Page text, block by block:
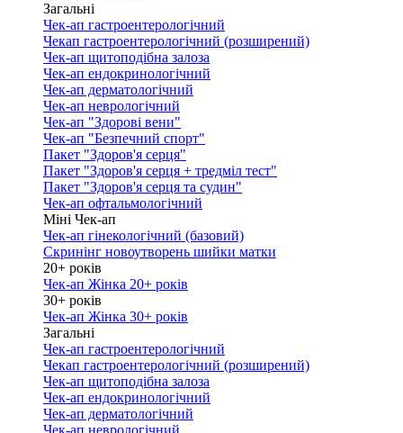
Загальні
Чек-ап гастроентерологічний
Чекап гастроентерологічний (розширений)
Чек-ап щитоподібна залоза
Чек-ап ендокринологічний
Чек-ап дерматологічний
Чек-ап неврологічний
Чек-ап "Здорові вени"
Чек-ап "Безпечний спорт"
Пакет "Здоров'я серця"
Пакет "Здоров'я серця + тредміл тест"
Пакет "Здоров'я серця та судин"
Чек-ап офтальмологічний
Міні Чек-ап
Чек-ап гінекологічний (базовий)
Скринінг новоутворень шийки матки
20+ років
Чек-ап Жінка 20+ років
30+ років
Чек-ап Жінка 30+ років
Загальні
Чек-ап гастроентерологічний
Чекап гастроентерологічний (розширений)
Чек-ап щитоподібна залоза
Чек-ап ендокринологічний
Чек-ап дерматологічний
Чек-ап неврологічний